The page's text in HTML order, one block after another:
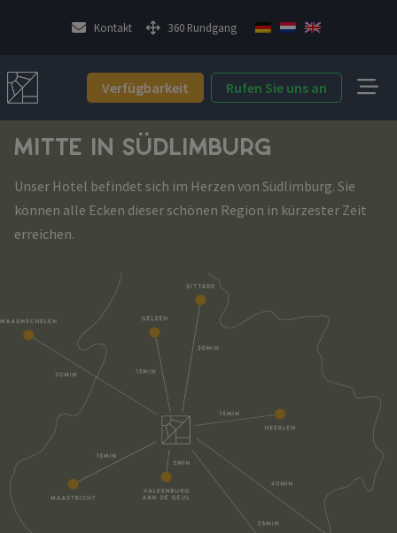
Kontakt 360 Rundgang
Verfügbarkeit Rufen Sie uns an
MITTE IN SÜDLIMBURG
Unser Hotel befindet sich im Herzen von Südlimburg. Sie
können alle Ecken dieser schönen Region in kürzester Zeit
erreichen.